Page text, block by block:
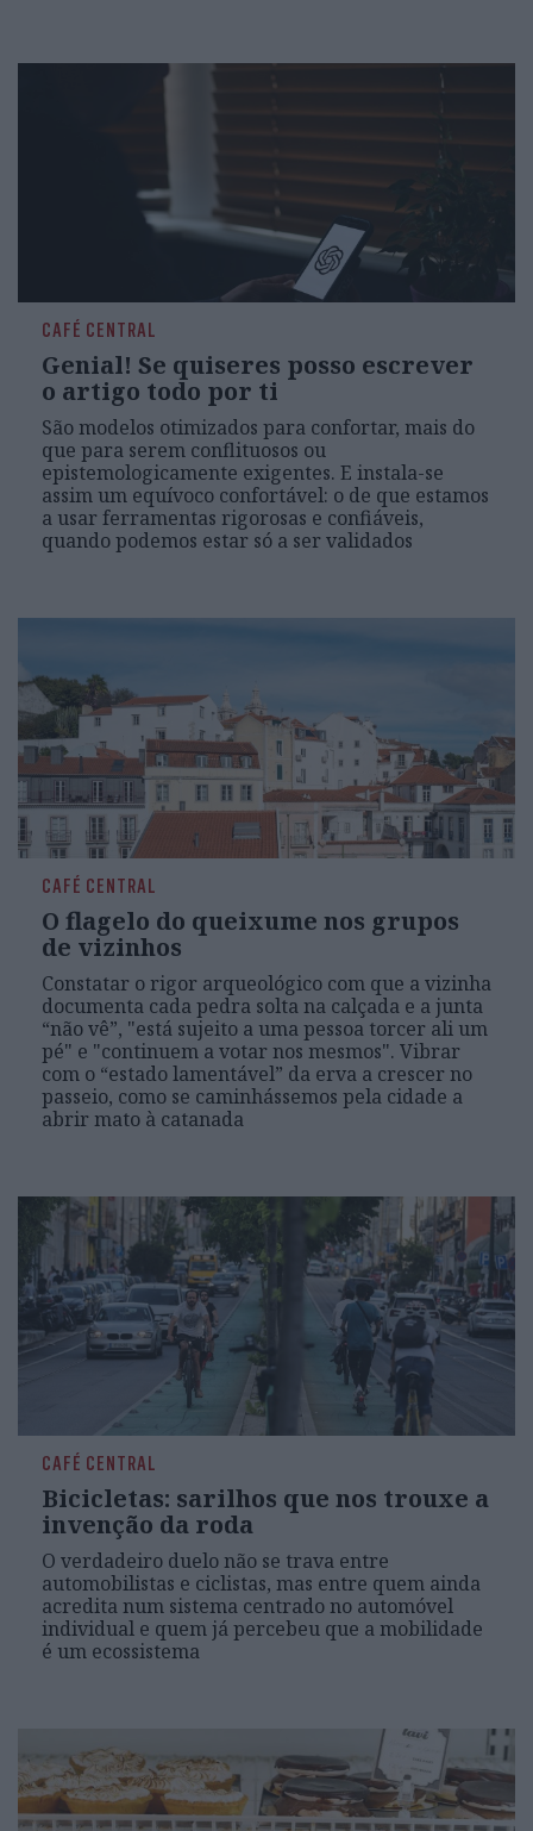
CAFÉ CENTRAL
Genial! Se quiseres posso escrever
o artigo todo por ti
São modelos otimizados para confortar, mais do
que para serem conflituosos ou
epistemologicamente exigentes. E instala-se
assim um equívoco confortável: o de que estamos
a usar ferramentas rigorosas e confiáveis,
quando podemos estar só a ser validados
CAFÉ CENTRAL
O flagelo do queixume nos grupos
de vizinhos
Constatar o rigor arqueológico com que a vizinha
documenta cada pedra solta na calçada e a junta
“não vê”, "está sujeito a uma pessoa torcer ali um
pé" e "continuem a votar nos mesmos". Vibrar
com o “estado lamentável” da erva a crescer no
passeio, como se caminhássemos pela cidade a
abrir mato à catanada
CAFÉ CENTRAL
Bicicletas: sarilhos que nos trouxe a
invenção da roda
O verdadeiro duelo não se trava entre
automobilistas e ciclistas, mas entre quem ainda
acredita num sistema centrado no automóvel
individual e quem já percebeu que a mobilidade
é um ecossistema